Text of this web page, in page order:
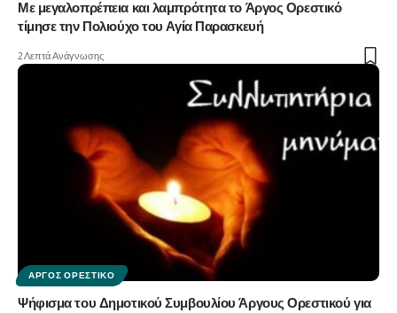
Με μεγαλοπρέπεια και λαμπρότητα το Άργος Ορεστικό
τίμησε την Πολιούχο του Αγία Παρασκευή
2 Λεπτά Ανάγνωσης
ΆΡΓΟΣ ΟΡΕΣΤΙΚΌ
Ψήφισμα του Δημοτικού Συμβουλίου Άργους Ορεστικού για